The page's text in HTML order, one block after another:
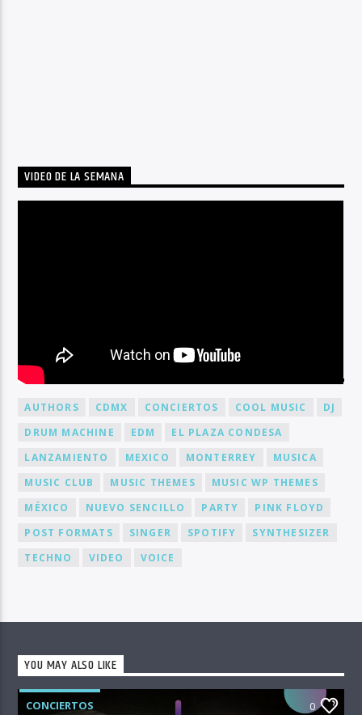
VIDEO DE LA SEMANA
BY TAG
AUTHORS CDMX CONCIERTOS COOL MUSIC
DJ
DRUM MACHINE
EDM
EL PLAZA CONDESA
LANZAMIENTO
MEXICO MONTERREY
MUSICA
MUSIC CLUB
MUSIC THEMES
MUSIC WP THEMES
MÉXICO
NUEVO SENCILLO PARTY
PINK FLOYD
POST FORMATS
SINGER SPOTIFY
SYNTHESIZER
TECHNO
VIDEO VOICE
YOU MAY ALSO LIKE
CONCIERTOS 0